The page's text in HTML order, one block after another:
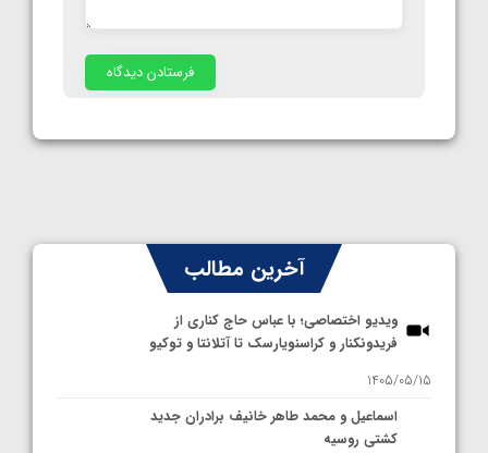
آخرین مطالب
ویدیو اختصاصی؛ با عباس حاج کناری از
فریدونکنار و کراسنویارسک تا آتلانتا و توکیو
1405/05/15
اسماعیل و محمد طاهر خانیف برادران جدید
کشتی روسیه